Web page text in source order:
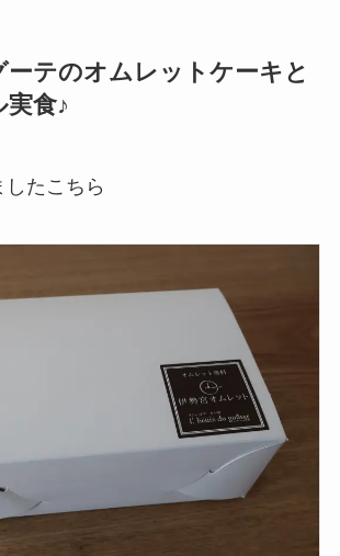
テのオムレットケーキと
食♪
たこちら